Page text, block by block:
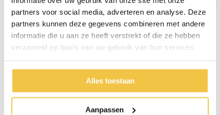
partners voor social media, adverteren en analyse. Deze
partners kunnen deze gegevens combineren met andere
informatie die u aan ze heeft verstrekt of die ze hebben
verzameld op basis van uw gebruik van hun services.
Alles toestaan
Aanpassen
Indoor rollators zijn specifiek voor binnenshuis
gemaakt. De indoor rollators zijn vaak smaller dan een
normale rollator en zijn soms voorzien van 3 wielen in
plaats van 4 wielen. Daarmee zijn ze ideaal voor
gebruik in kleinere ruimtes zoals appartementen,
kamers, huizen en zorginstellingen.